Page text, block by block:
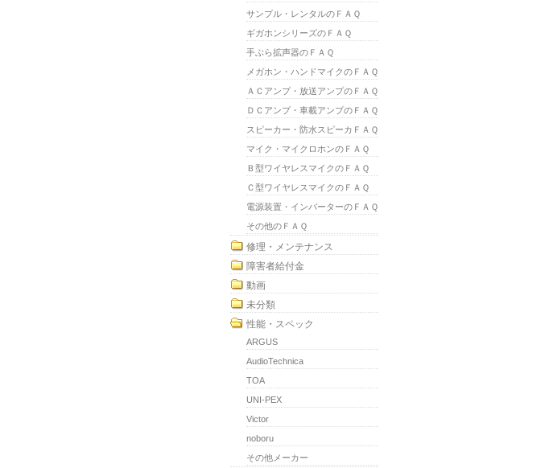
サンプル・レンタルのＦＡＱ
ギガホンシリーズのＦＡＱ
手ぶら拡声器のＦＡＱ
メガホン・ハンドマイクのＦＡＱ
ＡＣアンプ・放送アンプのＦＡＱ
ＤＣアンプ・車載アンプのＦＡＱ
スピーカー・防水スピーカＦＡＱ
マイク・マイクロホンのＦＡＱ
Ｂ型ワイヤレスマイクのＦＡＱ
Ｃ型ワイヤレスマイクのＦＡＱ
電源装置・インバーターのＦＡＱ
その他のＦＡＱ
修理・メンテナンス
障害者給付金
動画
未分類
性能・スペック
ARGUS
AudioTechnica
TOA
UNI-PEX
Victor
noboru
その他メーカー